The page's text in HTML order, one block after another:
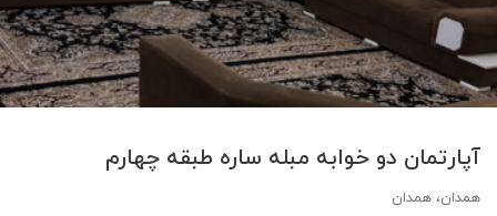
آپارتمان دو خوابه مبله ساره طبقه چهارم
همدان، همدان